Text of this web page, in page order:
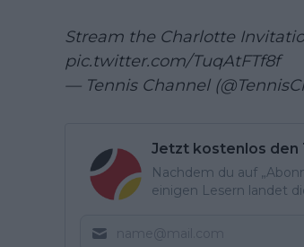
Stream the Charlotte
pic.twitter.com/TuqAtFTf8f
— Tennis Channel
Jetzt kostenlos den
Nachdem du auf
einigen Lesern landet